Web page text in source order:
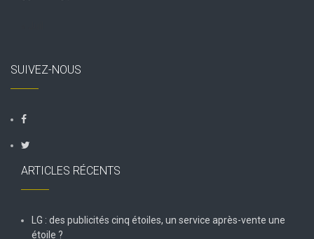
SUIVEZ-NOUS
ARTICLES RÉCENTS
LG : des publicités cinq étoiles, un service après-vente une
étoile ?